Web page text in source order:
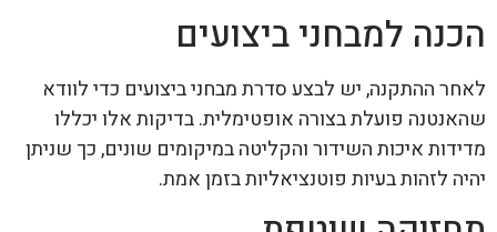
הכנה למבחני ביצועים
לאחר ההתקנה, יש לבצע סדרת מבחני ביצועים כדי לוודא
שהאנטנה פועלת בצורה אופטימלית. בדיקות אלו יכללו
מדידות איכות השידור והקליטה במיקומים שונים, כך שניתן
יהיה לזהות בעיות פוטנציאליות בזמן אמת.